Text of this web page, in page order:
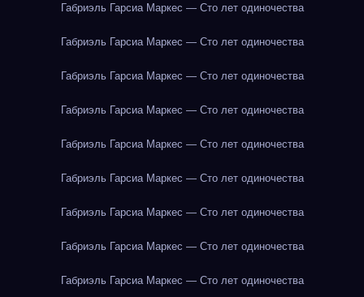
Габриэль Гарсиа Маркес — Сто лет одиночества
Габриэль Гарсиа Маркес — Сто лет одиночества
Габриэль Гарсиа Маркес — Сто лет одиночества
Габриэль Гарсиа Маркес — Сто лет одиночества
Габриэль Гарсиа Маркес — Сто лет одиночества
Габриэль Гарсиа Маркес — Сто лет одиночества
Габриэль Гарсиа Маркес — Сто лет одиночества
Габриэль Гарсиа Маркес — Сто лет одиночества
Габриэль Гарсиа Маркес — Сто лет одиночества